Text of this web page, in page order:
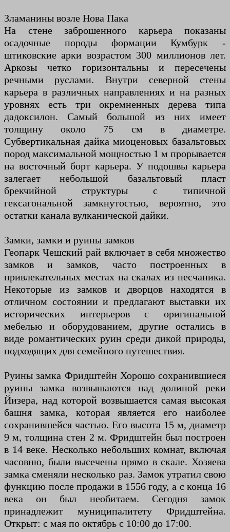
Зламанины возле Нова Пака
На стене заброшенного карьера показаны
осадочные породы формации Кумбурк -
штиковские арки возрастом 300 миллионов лет.
Аркозы четко горизонтальны и пересечены
речными руслами. Внутри северной стены
карьера в различных направлениях и на разных
уровнях есть три окремненных дерева типа
дадоксилон. Самый большой из них имеет
толщину около 75 см в диаметре.
Субвертикальная дайка миоценовых базальтовых
пород максимальной мощностью 1 м прорывается
на восточный борт карьера. У подошвы карьера
залегает небольшой базальтовый пласт
брекчийной структуры с типичной
гексагональной замкнутостью, вероятно, это
остатки канала вулканической дайки.
Замки, замки и руины замков
Геопарк Чешский рай включает в себя множество
замков и замков, часто построенных в
привлекательных местах на скалах из песчаника.
Некоторые из замков и дворцов находятся в
отличном состоянии и предлагают выставки их
исторических интерьеров с оригинальной
мебелью и оборудованием, другие остались в
виде романтических руин среди дикой природы,
подходящих для семейного путешествия.
Руины замка Фридштейн Хорошо сохранившиеся
руины замка возвышаются над долиной реки
Йизера, над которой возвышается самая высокая
башня замка, которая является его наиболее
сохранившейся частью. Его высота 15 м, диаметр
9 м, толщина стен 2 м. Фридштейн был построен
в 14 веке. Несколько небольших комнат, включая
часовню, были высечены прямо в скале. Хозяева
замка сменяли несколько раз. Замок утратил свою
функцию после продажи в 1556 году, а с конца 16
века он был необитаем. Сегодня замок
принадлежит муниципалитету Фридштейна.
Открыт: с мая по октябрь с 10:00 до 17:00.